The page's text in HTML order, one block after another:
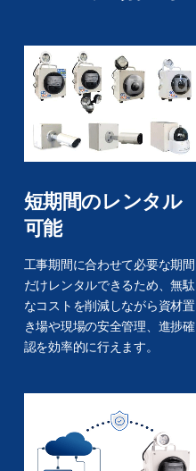
短期間のレンタル
可能
工事期間に合わせて必要な期間
だけレンタルできるため、無駄
なコストを削減しながら資材置
き場や現場の安全管理、進捗確
認を効率的に行えます。